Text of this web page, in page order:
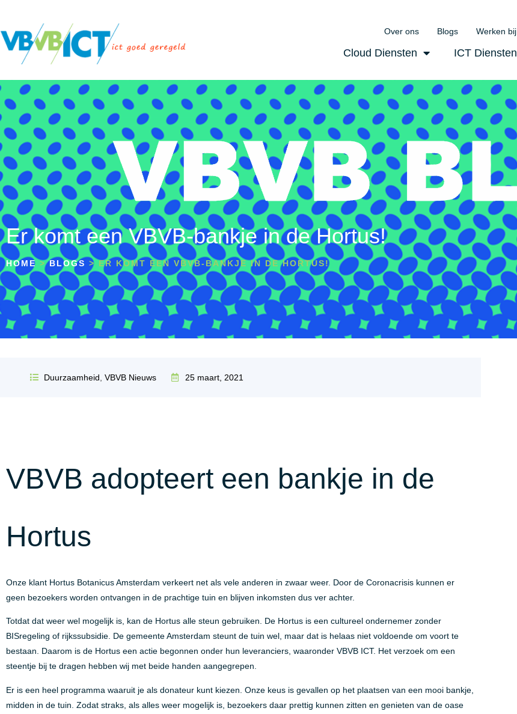
Over ons Blogs Werken bij
Cloud Diensten ICT Diensten
Er komt een VBVB-bankje in de Hortus!
HOME >BLOGS > ER KOMT EEN VBVB-BANKJE IN DE HORTUS!
Duurzaamheid VBVB Nieuws 25 maart, 2021
VBVB adopteert een bankje in de
Hortus
Onze klant Hortus Botanicus Amsterdam verkeert net als vele anderen in zwaar weer. Door de Coronacrisis kunnen er
geen bezoekers worden ontvangen in de prachtige tuin en blijven inkomsten dus ver achter.
Totdat dat weer wel mogelijk is, kan de Hortus alle steun gebruiken. De Hortus is een cultureel ondernemer zonder
BISregeling of rijkssubsidie. De gemeente Amsterdam steunt de tuin wel, maar dat is helaas niet voldoende om voort te
bestaan. Daarom is de Hortus een actie begonnen onder hun leveranciers, waaronder VBVB ICT. Het verzoek om een
steentje bij te dragen hebben wij met beide handen aangegrepen.
Er is een heel programma waaruit je als donateur kunt kiezen. Onze keus is gevallen op het plaatsen van een mooi bankje,
midden in de tuin. Zodat straks, als alles weer mogelijk is, bezoekers daar prettig kunnen zitten en genieten van de oase